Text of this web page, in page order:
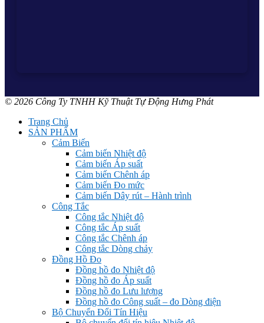
© 2026 Công Ty TNHH Kỹ Thuật Tự Động Hưng Phát
Trang Chủ
SẢN PHẨM
Cảm Biến
Cảm biến Nhiệt độ
Cảm biến Áp suất
Cảm biến Chênh áp
Cảm biến Đo mức
Cảm biến Dây rút – Hành trình
Công Tắc
Công tắc Nhiệt độ
Công tắc Áp suất
Công tắc Chênh áp
Công tắc Dòng chảy
Đồng Hồ Đo
Đồng hồ đo Nhiệt độ
Đồng hồ đo Áp suất
Đồng hồ đo Lưu lượng
Đồng hồ đo Công suất – đo Dòng điện
Bộ Chuyển Đổi Tín Hiệu